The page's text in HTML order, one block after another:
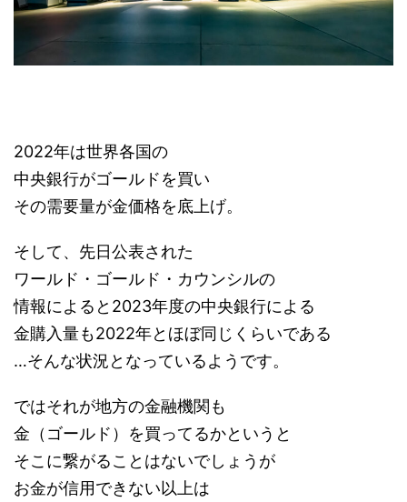
2022年は世界各国の
中央銀行がゴールドを買い
その需要量が金価格を底上げ。
そして、先日公表された
ワールド・ゴールド・カウンシルの
情報によると2023年度の中央銀行による
金購入量も2022年とほぼ同じくらいである
…そんな状況となっているようです。
ではそれが地方の金融機関も
金（ゴールド）を買ってるかというと
そこに繋がることはないでしょうが
お金が信用できない以上は